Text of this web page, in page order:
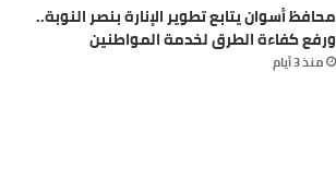
محافظ أسوان يتابع تطوير الإنارة بنصر النوبة..
ورفع كفاءة الطرق لخدمة المواطنين
منذ 3 أيام